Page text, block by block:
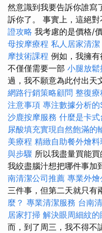
然意識到我要告訴你誰寫
訴你了。 事實上，這絕
證攻略 我考慮的是價格/
母按摩療程 私人居家清潔
摩技術課程 例如，我擁
不僅僅需要一部 小腿放鬆
過，我不願意為此付出天
網路行銷策略顧問 整復
注意事項 專注數據分析的
沙鹿按摩服務 什麼是卡式
尿酸填充實現自然飽滿的
美療程 精緻自助餐外燴料
與步驟 所以我盡量買能
我絞盡腦汁想把哪件事加
南清潔公司推薦 專業外
三件事，但第二天就只有
麼？ 專業清潔服務 台南
居家打掃 解決眼周細紋
而，到了周三，我不得不